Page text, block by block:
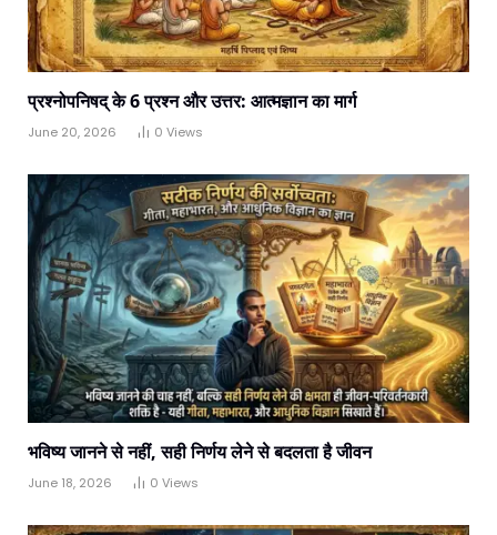
प्रश्नोपनिषद् के 6 प्रश्न और उत्तर: आत्मज्ञान का मार्ग
June 20, 2026 0 Views
भविष्य जानने से नहीं, सही निर्णय लेने से बदलता है जीवन
June 18, 2026 0 Views